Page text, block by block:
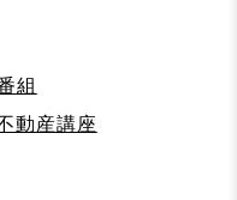
組
動産講座